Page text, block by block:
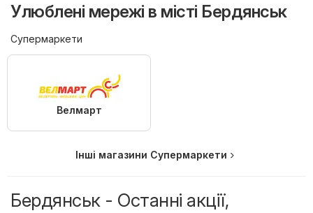
Улюблені мережі в місті Бердянськ
Супермаркети
Велмарт
Інші магазини Супермаркети
Бердянськ - Останні акції,